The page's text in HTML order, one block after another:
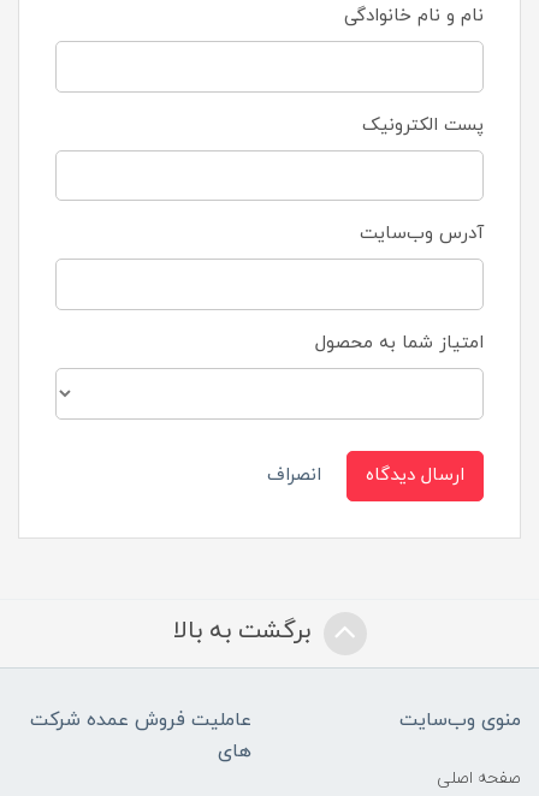
نام و نام خانوادگی
پست الکترونیک
آدرس وب‌سایت
امتیاز شما به محصول
ارسال دیدگاه انصراف
برگشت به بالا
منوی وب‌سایت
صفحه اصلی
عاملیت فروش عمده شرکت
های